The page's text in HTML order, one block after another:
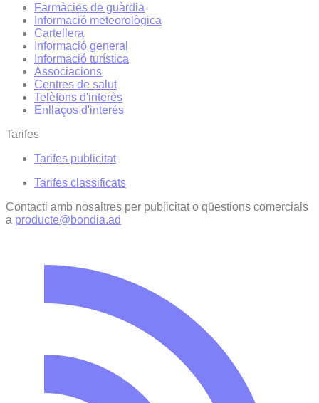
Farmàcies de guàrdia
Informació meteorològica
Cartellera
Informació general
Informació turística
Associacions
Centres de salut
Telèfons d'interès
Enllaços d'interés
Tarifes
Tarifes publicitat
Tarifes classificats
Contacti amb nosaltres per publicitat o qüestions comercials
a producte@bondia.ad